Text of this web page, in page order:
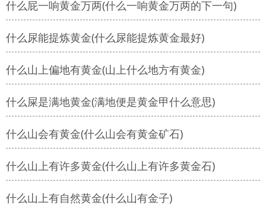
什么屁一响黄金万两(什么一响黄金万两的下一句)
什么尿能提炼黄金(什么尿能提炼黄金最好)
什么山上偏地有黄金(山上什么地方有黄金)
什么屎是满地黄金(满地便是黄金甲什么意思)
什么山会有黄金(什么山会有黄金矿石)
什么山上有许多黄金(什么山上有许多黄金石)
什么山上有自然黄金(什么山有金子)